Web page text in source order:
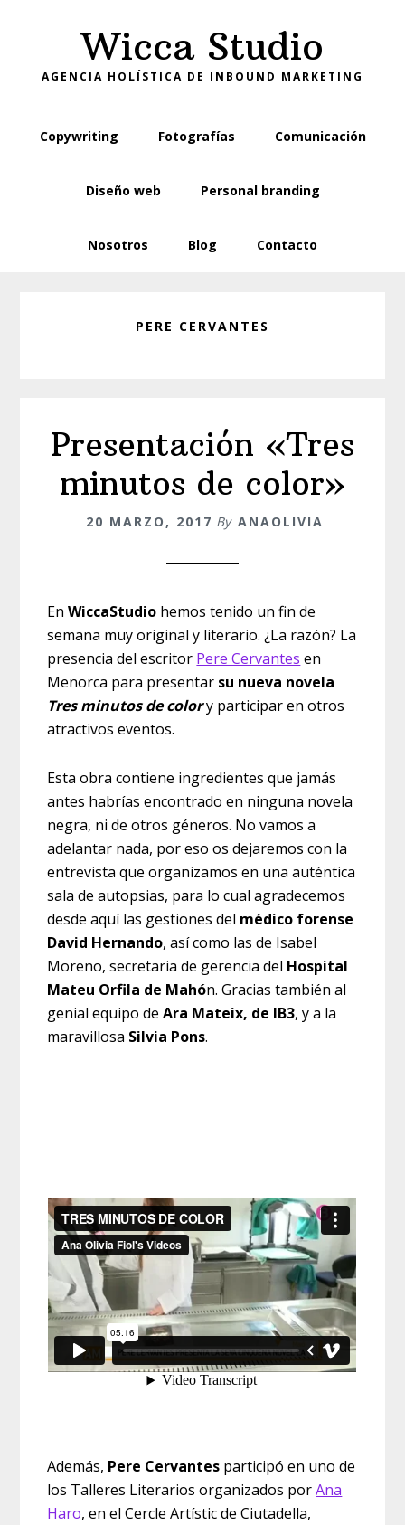
navigation
content
Wicca Studio
AGENCIA HOLÍSTICA DE INBOUND MARKETING
Copywriting Fotografías Comunicación
Diseño web Personal branding
Nosotros Blog Contacto
PERE CERVANTES
Presentación «Tres
minutos de color»
20 MARZO, 2017 By ANAOLIVIA
EnWiccaStudio hemos tenido un fin de
semana muy original y literario. ¿La razón? La
presencia del escritor Pere Cervantes en
Menorca para presentar su nueva novela
Tres minutos de colory participar en otros
atractivos eventos.
Esta obra contiene ingredientes que jamás
antes habrías encontrado en ninguna novela
negra, ni de otros géneros. No vamos a
adelantar nada, por eso os dejaremos con la
entrevista que organizamos en una auténtica
sala de autopsias, para lo cual agradecemos
desde aquí las gestiones del médico forense
David Hernando, así como las de Isabel
Moreno, secretaria de gerencia del Hospital
Mateu Orfila de Mahón. Gracias también al
genial equipo de Ara Mateix, de IB3, y a la
maravillosa Silvia Pons.
Además, Pere Cervantes participó en uno de
los Talleres Literarios organizados porAna
Haro, en el Cercle Artístic de Ciutadella,